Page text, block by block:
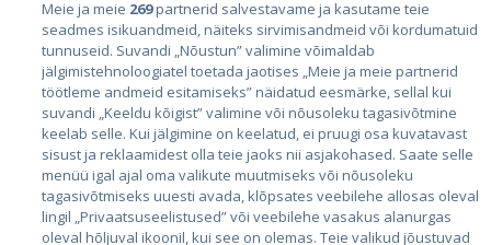
Eesti
Läti
Leedu
Meie ja meie 269partnerid salvestavame ja kasutame teie
seadmes isikuandmeid, näiteks sirvimisandmeid või kordumatuid
tunnuseid. Suvandi „Nõustun” valimine võimaldab
jälgimistehnoloogiatel toetada jaotises „Meie ja meie partnerid
töötleme andmeid esitamiseks” näidatud eesmärke, sellal kui
suvandi „Keeldu kõigist” valimine või nõusoleku tagasivõtmine
keelab selle. Kui jälgimine on keelatud, ei pruugi osa kuvatavast
sisust ja reklaamidest olla teie jaoks nii asjakohased. Saate selle
menüü igal ajal oma valikute muutmiseks või nõusoleku
tagasivõtmiseks uuesti avada, klõpsates veebilehe allosas oleval
lingil „Privaatsuseelistused” või veebilehe vasakus alanurgas
oleval hõljuval ikoonil, kui see on olemas. Teie valikud jõustuvad